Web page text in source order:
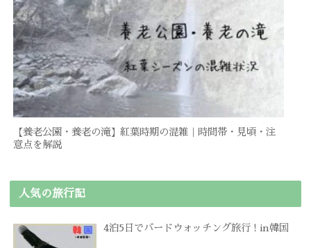
【養老公園・養老の滝】紅葉時期の混雑｜時間帯・見頃・注
意点を解説
人気の旅行記
4泊5日でバードウォッチング旅行 ! in韓国